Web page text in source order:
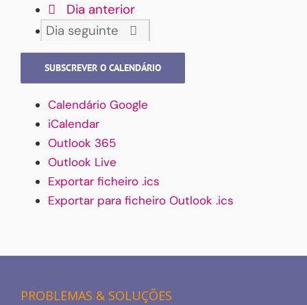
Dia anterior
Dia seguinte
SUBSCREVER O CALENDÁRIO
Calendário Google
iCalendar
Outlook 365
Outlook Live
Exportar ficheiro .ics
Exportar para ficheiro Outlook .ics
PROBLEMAS & SOLUÇÕES